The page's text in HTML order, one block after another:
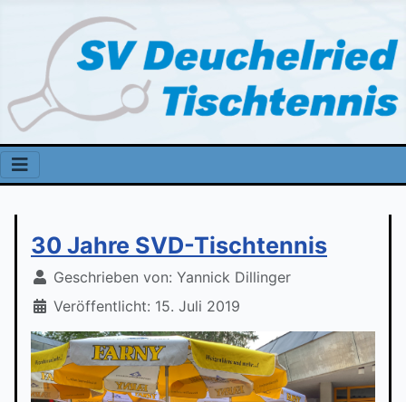
30 Jahre SVD-Tischtennis
Geschrieben von: Yannick Dillinger
Veröffentlicht: 15. Juli 2019